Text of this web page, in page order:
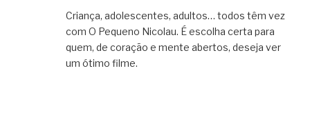
Criança, adolescentes, adultos… todos têm vez
com O Pequeno Nicolau. É escolha certa para
quem, de coração e mente abertos, deseja ver
um ótimo filme.